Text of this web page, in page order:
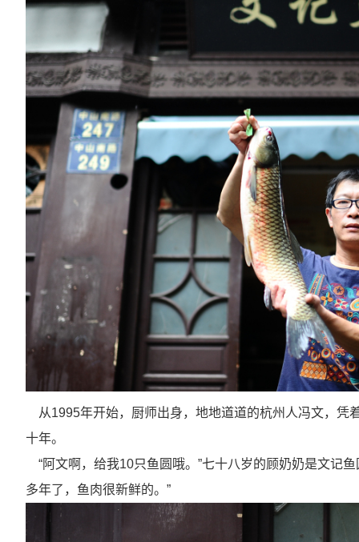
从1995年开始，厨师出身，地地道道的杭州人冯文，凭
十年。
“阿文啊，给我10只鱼圆哦。”七十八岁的顾奶奶是文记
多年了，鱼肉很新鲜的。”